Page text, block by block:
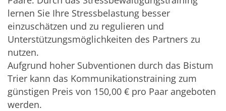
lernen Sie Ihre Stressbelastung besser
einzuschätzen und zu regulieren und
Unterstützungsmöglichkeiten des Partners zu
nutzen.
Aufgrund hoher Subventionen durch das Bistum
Trier kann das Kommunikationstraining zum
günstigen Preis von 150,00 € pro Paar angeboten
werden.